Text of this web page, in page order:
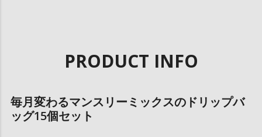
PRODUCT INFO
毎月変わるマンスリーミックスのドリップバ
ッグ15個セット